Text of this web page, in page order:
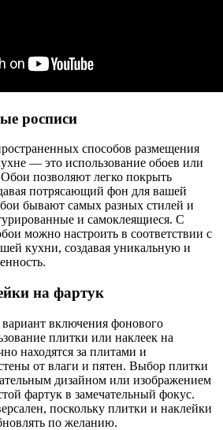
росписи
способов размещения
— это использование обоев или
позволяют легко покрыть
потрясающий фон для вашей
бывают самых разных стилей и
и самоклеящиеся. С
можно настроить в соответствии с
кухни, создавая уникальную и
на фартук
включения фонового
плитки или наклеек на
находятся за плитами и
от влаги и пятен. Выбор плитки
дизайном или изображением
фартук в замечательный фокус.
поскольку плитки и наклейки
по желанию.